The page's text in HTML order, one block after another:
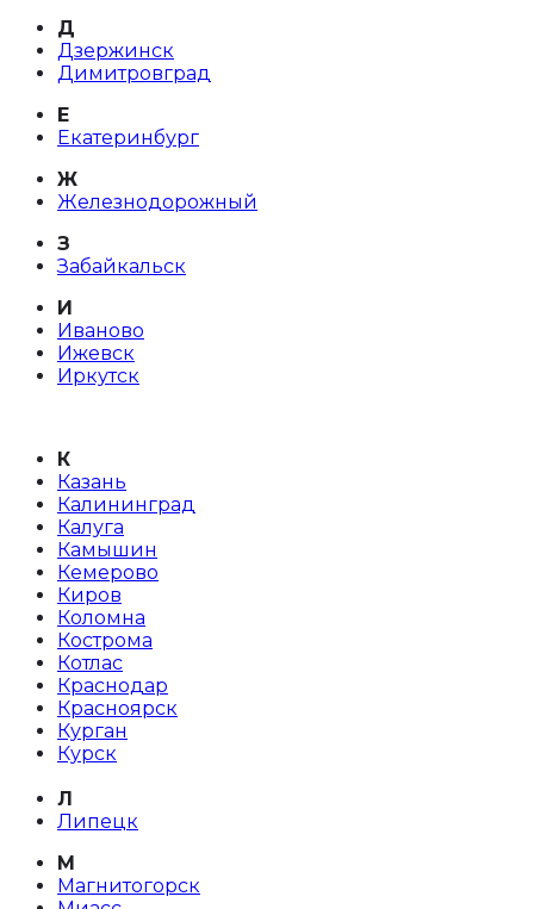
Д
Дзержинск
Димитровград
Е
Екатеринбург
Ж
Железнодорожный
З
Забайкальск
И
Иваново
Ижевск
Иркутск
К
Казань
Калининград
Калуга
Камышин
Кемерово
Киров
Коломна
Кострома
Котлас
Краснодар
Красноярск
Курган
Курск
Л
Липецк
М
Магнитогорск